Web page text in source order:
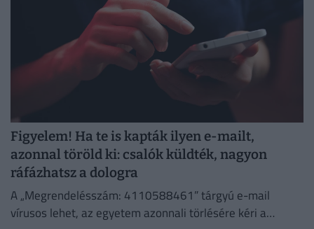
Figyelem! Ha te is kapták ilyen e-mailt,
azonnal töröld ki: csalók küldték, nagyon
ráfázhatsz a dologra
A „Megrendelésszám: 4110588461” tárgyú e-mail
vírusos lehet, az egyetem azonnali törlésére kéri a